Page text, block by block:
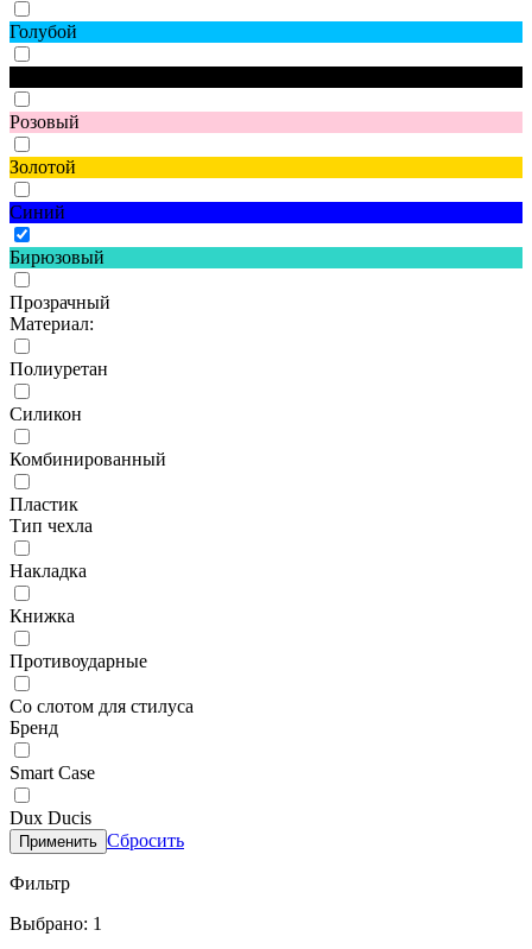
Голубой
Розовый
Золотой
Синий
Бирюзовый
Прозрачный
Материал:
Полиуретан
Силикон
Комбинированный
Пластик
Тип чехла
Накладка
Книжка
Противоударные
Со слотом для стилуса
Бренд
Smart Case
Dux Ducis
Применить Сбросить
Фильтр
Выбрано: 1